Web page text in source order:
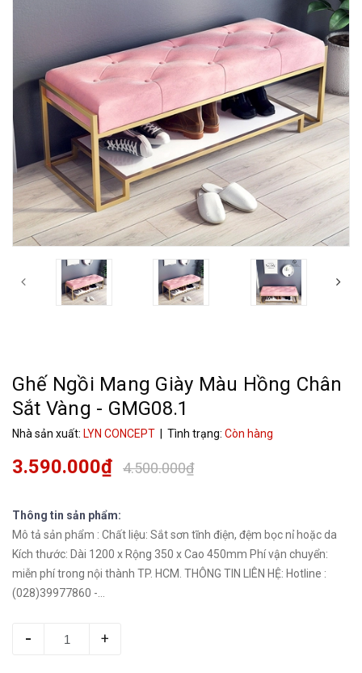
Ghế Ngồi Mang Giày Màu Hồng Chân
Sắt Vàng - GMG08.1
Nhà sản xuất: LYN CONCEPT | Tình trạng: Còn hàng
3.590.000₫ 4.500.000₫
Thông tin sản phẩm:
Mô tả sản phẩm : Chất liệu: Sắt sơn tĩnh điện, đệm bọc nỉ hoặc da
Kích thước: Dài 1200 x Rộng 350 x Cao 450mm Phí vận chuyển:
miễn phí trong nội thành TP. HCM. THÔNG TIN LIÊN HỆ: Hotline :
(028)39977860 -...
- +